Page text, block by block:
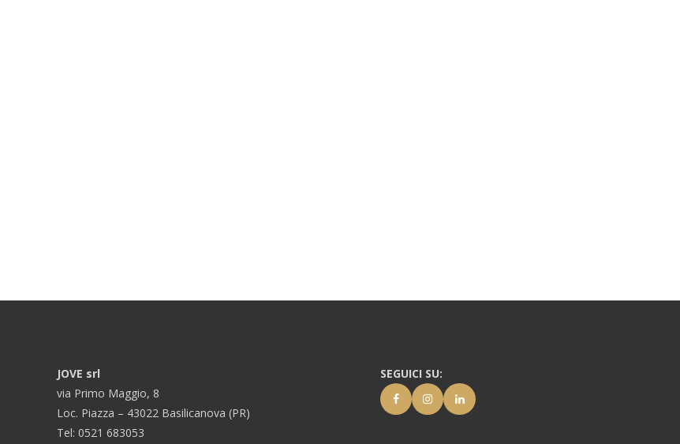
JOVE srl
via Primo Maggio, 8
Loc. Piazza – 43022 Basilicanova (PR)
Tel: 0521 683053
SEGUICI SU: